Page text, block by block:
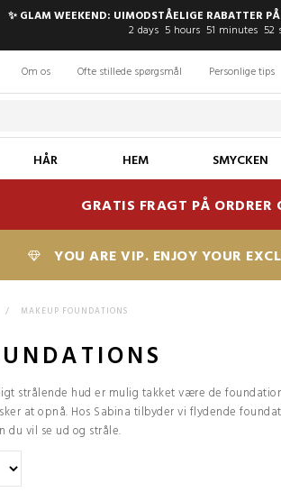
✨ GLAM WEEKEND: UIMODSTÅELIGE RABATTER
2 days 5 hours 51 minutes 51
Om os Ofte stillede spørgsmål Personlige tips
HÅR HEM SMYCKEN
GRATIS FRAGT PÅ ORDRER
YOU ARE VIP. ENJOY YOUR
> MAKEUP FOUNDATIONS
strålende hud er mulig takket være de
at opnå. Hos Sabina tilbyder vi flydende
du vil se ud og stråle.